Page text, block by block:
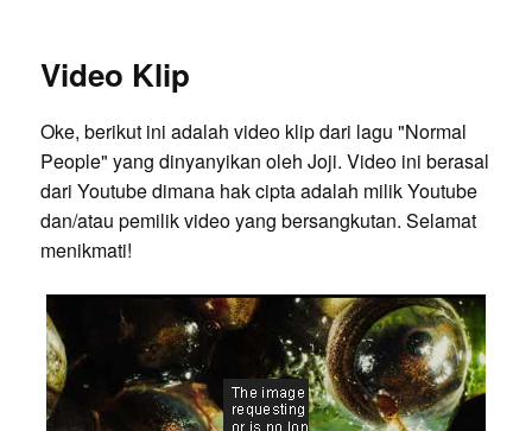
Video Klip
Oke, berikut ini adalah video klip dari lagu "Normal
People" yang dinyanyikan oleh Joji. Video ini berasal
dari Youtube dimana hak cipta adalah milik Youtube
dan/atau pemilik video yang bersangkutan. Selamat
menikmati!